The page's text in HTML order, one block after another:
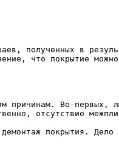
полученных в
что покрытие
причинам. Во-первых,
отсутствие
покрытия.